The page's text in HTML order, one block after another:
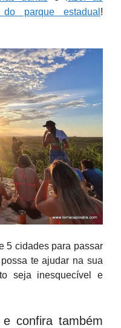
parque estadual !
5 cidades para passar
te ajudar na sua
seja inesquecível e
confira também